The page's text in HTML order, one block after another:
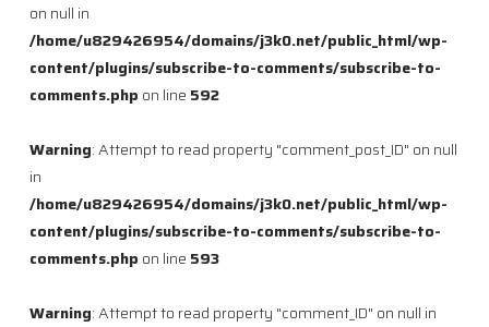
on null in
/home/u829426954/domains/j3k0.net/public_html/wp-
content/plugins/subscribe-to-comments/subscribe-to-
comments.php on line 592
Warning: Attempt to read property "comment_post_ID" on null
in
/home/u829426954/domains/j3k0.net/public_html/wp-
content/plugins/subscribe-to-comments/subscribe-to-
comments.php on line 593
Warning: Attempt to read property "comment_ID" on null in